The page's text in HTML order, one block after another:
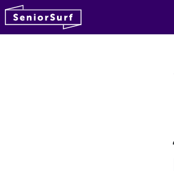
Hyppää sisältöön